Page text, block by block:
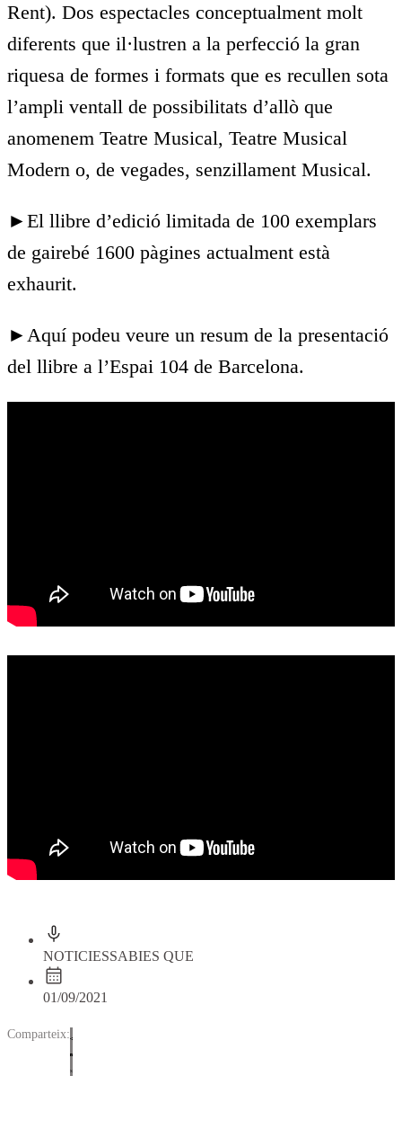
Rent). Dos espectacles conceptualment molt
diferents que il·lustren a la perfecció la gran
riquesa de formes i formats que es recullen sota
l’ampli ventall de possibilitats d’allò que
anomenem Teatre Musical, Teatre Musical
Modern o, de vegades, senzillament Musical.
►El llibre d’edició limitada de 100 exemplars
de gairebé 1600 pàgines actualment està
exhaurit.
►Aquí podeu veure un resum de la presentació
del llibre a l’Espai 104 de Barcelona.
NOTICIESSABIES QUE
01/09/2021
Comparteix: